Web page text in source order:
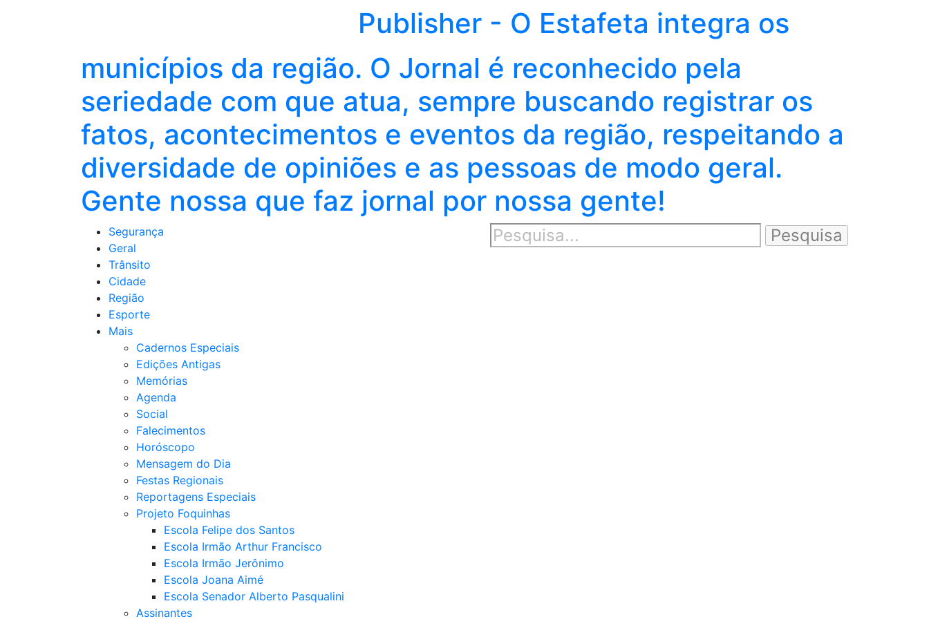
Publisher - O Estafeta integra os
municípios da região. O Jornal é reconhecido pela
seriedade com que atua, sempre buscando registrar os
fatos, acontecimentos e eventos da região, respeitando a
diversidade de opiniões e as pessoas de modo geral.
Gente nossa que faz jornal por nossa gente!
Segurança
Geral
Trânsito
Cidade
Região
Esporte
Mais
Cadernos Especiais
Edições Antigas
Memórias
Agenda
Social
Falecimentos
Horóscopo
Mensagem do Dia
Festas Regionais
Reportagens Especiais
Projeto Foquinhas
Escola Felipe dos Santos
Escola Irmão Arthur Francisco
Escola Irmão Jerônimo
Escola Joana Aimé
Escola Senador Alberto Pasqualini
Assinantes